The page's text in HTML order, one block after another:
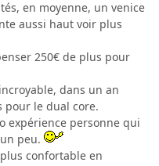
en moyenne, un venice
aussi haut voir plus
250€ de plus pour
dans un an
pour le dual core.
expérience personne qui
peu.
confortable en